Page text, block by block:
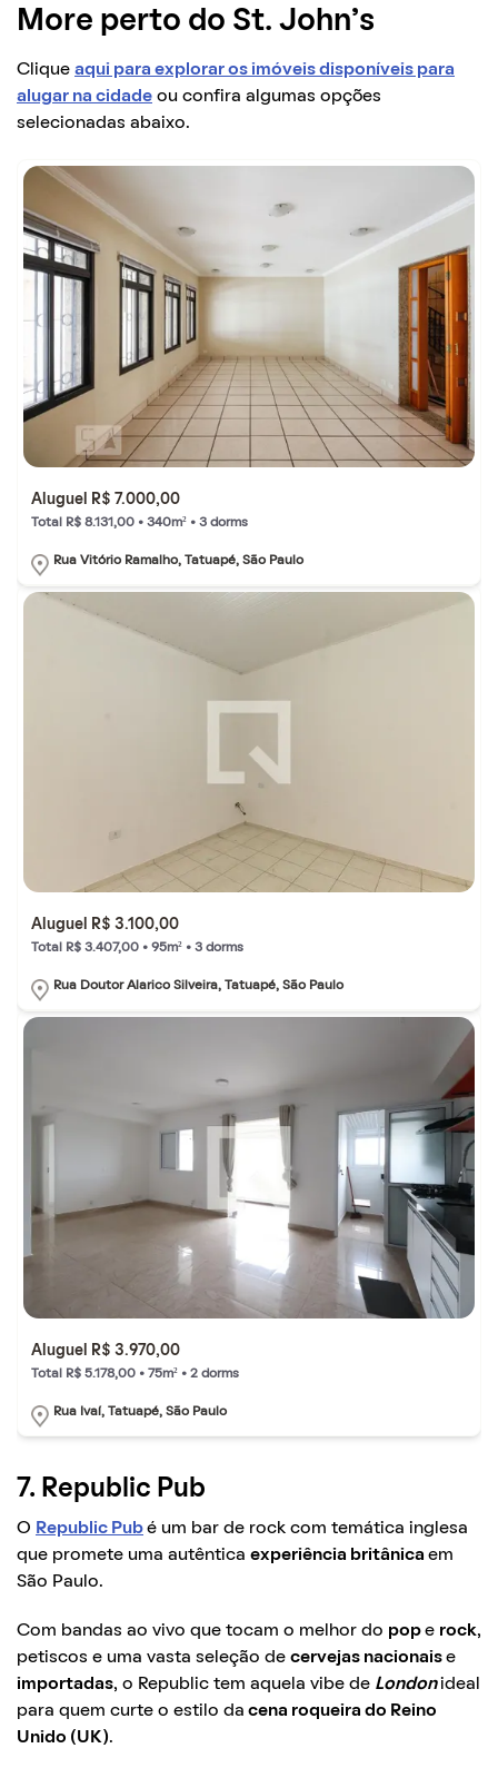
More perto do St. John’s
Clique aqui para explorar os imóveis disponíveis para
alugar na cidade ou confira algumas opções
selecionadas abaixo.
Aluguel R$ 7.000,00
Total R$ 8.131,00 • 340m² • 3 dorms
Rua Vitório Ramalho, Tatuapé, São Paulo
Aluguel R$ 3.100,00
Total R$ 3.407,00 • 95m² • 3 dorms
Rua Doutor Alarico Silveira, Tatuapé, São Paulo
Aluguel R$ 3.970,00
Total R$ 5.178,00 • 75m² • 2 dorms
Rua Ivaí, Tatuapé, São Paulo
7. Republic Pub
O Republic Pub é um bar de rock com temática inglesa
que promete uma autêntica experiência britânica em
São Paulo.
Com bandas ao vivo que tocam o melhor do pop e rock,
petiscos e uma vasta seleção de cervejas nacionais e
importadas, o Republic tem aquela vibe de London ideal
para quem curte o estilo da cena roqueira do Reino
Unido (UK).